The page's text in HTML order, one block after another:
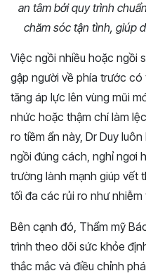
an tâm bởi quy trình
chăm sóc tận tình, giúp
Việc ngồi nhiều hoặc ngồi
gập người về phía trước có
tăng áp lực lên vùng mũi
nhức hoặc thậm chí làm
ro tiềm ẩn này, Dr Duy
ngồi đúng cách, nghỉ ngơi
trường lành mạnh giúp vết
tối đa các rủi ro như nhiễm
Bên cạnh đó, Thẩm mỹ
trình theo dõi sức khỏe
thắc mắc và điều chỉnh